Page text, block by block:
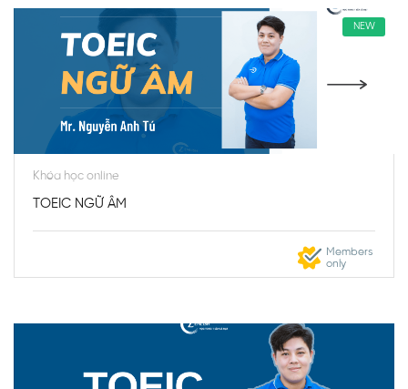
NEW
Khóa học online
TOEIC NGỮ ÂM
Members
only